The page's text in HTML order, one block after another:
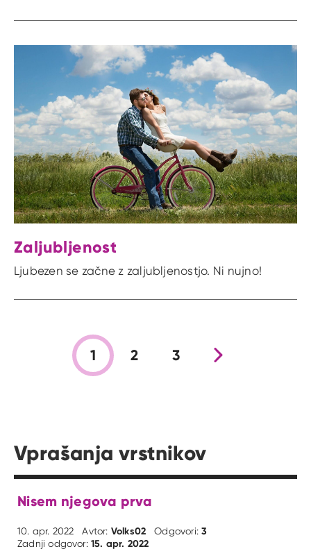
Zaljubljenost
Ljubezen se začne z zaljubljenostjo. Ni nujno!
1 2 3 Nova stran
Vprašanja vrstnikov
Nisem njegova prva
10. apr. 2022 Avtor: Volks02 Odgovori:3
Zadnji odgovor:15. apr. 2022